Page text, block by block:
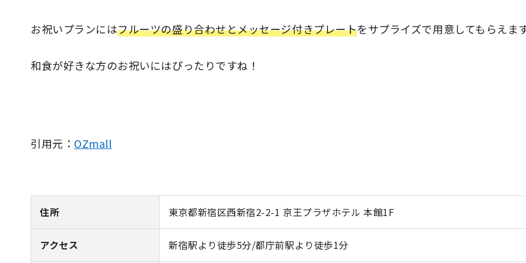
お祝いプランにはフルーツの盛り合わせとメッセージ付きプレートをサプライズで用意してもらえま
和食が好きな方のお祝いにはぴったりですね！
引用元： OZmall
住所 東京都新宿区西新宿2-2-1 京王プラザホテル 本館1F
アクセス 新宿駅より徒歩5分/都庁前駅より徒歩1分